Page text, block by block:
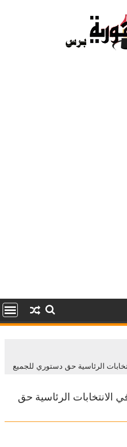
الرئاسية حق دستوري للجميع
الانتخابات الرئاسية حق